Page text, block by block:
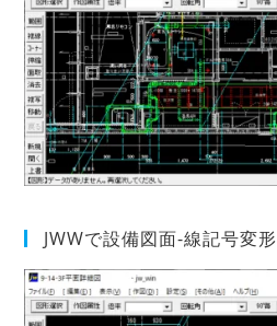
JWWで設備図面-線記号変形